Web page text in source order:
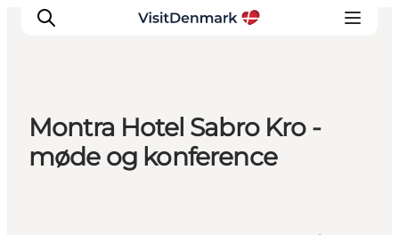
Inspiration
Destinationer
Montra Hotel Sabro Kro -
møde og konference